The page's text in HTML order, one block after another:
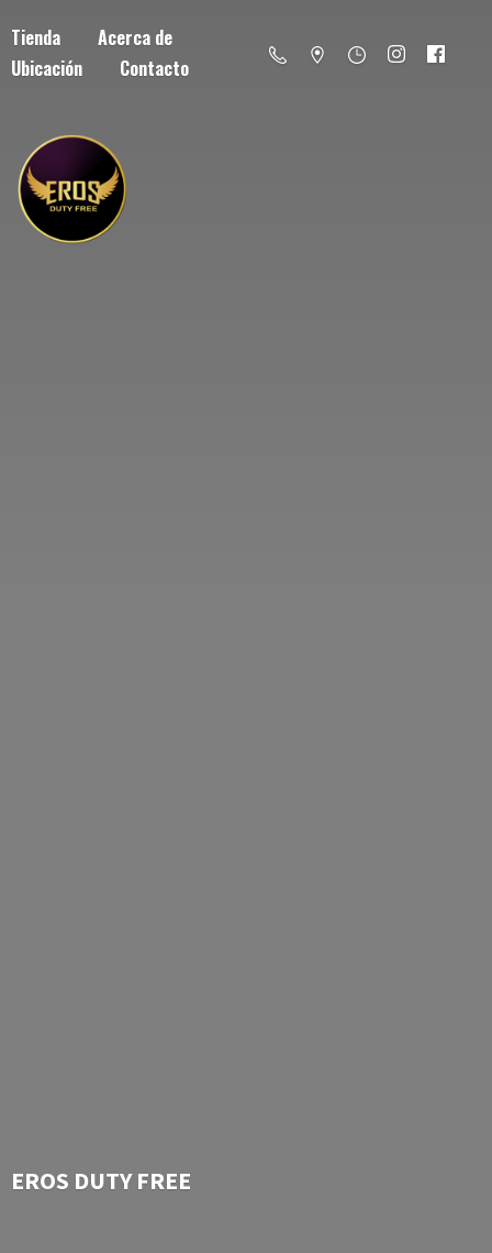
Tienda
Acerca de
Ubicación
Contacto
EROS DUTY FREE